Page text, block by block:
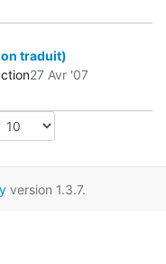
traduit)
27 Avr '07
version 1.3.7.